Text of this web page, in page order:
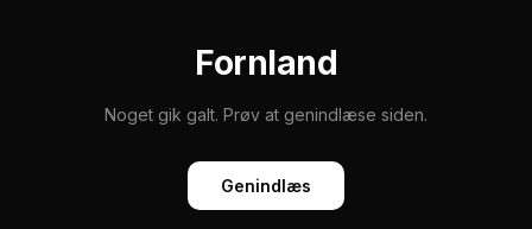
Fornland
Noget gik galt. Prøv at genindlæse siden.
Genindlæs